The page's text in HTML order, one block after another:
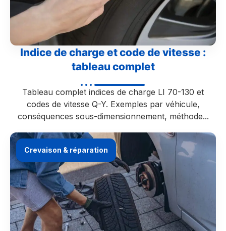
Indice de charge et code de vitesse :
tableau complet
Tableau complet indices de charge LI 70-130 et
codes de vitesse Q-Y. Exemples par véhicule,
conséquences sous-dimensionnement, méthode...
Crevaison & réparation